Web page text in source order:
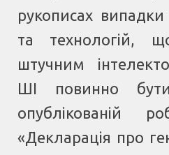
рукописах
та технологій,
штучним
ШІ повинно
опублікованій
«Декларація про